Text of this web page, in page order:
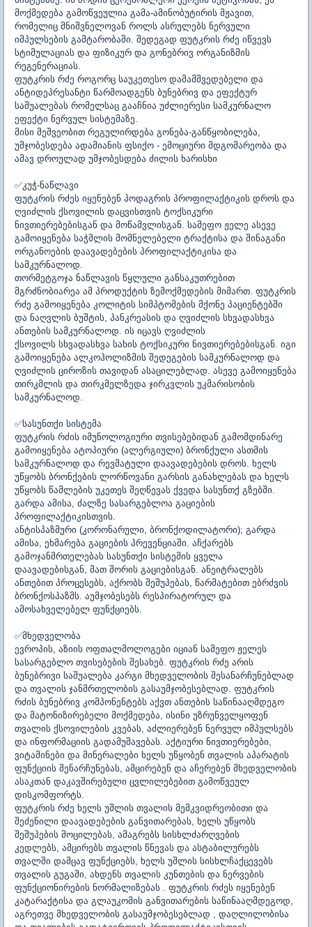
მოქმედება გამოწვეულია გამა-ამინობუტირის მჟავით,
რომელიც მნიშვნელოვან როლს ასრულებს ნერვული
იმპულსების გამტარობაში. შედეგად ფუტკრის რძე იწვევს
სტიმულაციას და ფიზიკურ და გონებრივ ორგანიზმის
რეგენერაციას.
ფუტკრის რძე როგორც საუკეთესო დამამშვედებელი და
ანტიდეპრესანტი წარმოადგენს ბუნებრივ და ეფექტურ
საშუალებას რომელსაც გააჩნია უძლიერესი სამკურნალო
ეფექტი ნერვულ სისტემაზე.
მისი მეშვეობით რეგულირდება გონება-განწყობილება,
უმჯობესდება ადამიანის ფსიქო - ემოციური მდგომარეობა და
ამავ დროულად უმჯობესდება ძილის ხარისხი
✅კუჭ-ნაწლავი
ფუტკრის რძეს იყენებენ პოდაგრის პროფილაქტიკის დროს და
ღვიძლის ქსოვილის დაცვისთვის ტოქსიკური
ნივთიერებებისგან და მოწამვლისგან. სამეფო ჟელე ასევე
გამოიყენება საჭმლის მომნელებელი ტრაქტისა და შინაგანი
ორგანოების დაავადებების პროფილაქტიკისა და
სამკურნალოდ.
თორმეტგოჯა ნაწლავის წყლული განსაკუთრებით
მგრძნობიარეა ამ პროდუქტის ზემოქმედების მიმართ. ფუტკრის
რძე გამოიყენება კოლიტის სიმპტომების მქონე პაციენტებში
და ნაღვლის ბუშტის, პანკრეასის და ღვიძლის სხვადასხვა
ანთების სამკურნალოდ. ის იცავს ღვიძლის
ქსოვილს სხვადასხვა სახის ტოქსიკური ნივთიერებებისგან. იგი
გამოიყენება ალკოჰოლიზმის შედეგების სამკურნალოდ და
ღვიძლის ციროზის თავიდან ასაცილებლად. ასევე გამოიყენება
თირკმლის და თირკმელზედა ჯირკვლის უკმარისობის
სამკურნალოდ.
✅სასუნთქი სისტემა
ფუტკრის რძის იმუნოლოგიური თვისებებიდან გამომდინარე
გამოიყენება ატოპიური (ალერგიული) ბრონქული ასთმის
სამკურნალოდ და რევმატული დაავადებების დროს. ხელს
უწყობს ბრონქების ლორწოვანი გარსის განახლებას და ხელს
უწყობს წამლების უკეთეს შეღწევას ქვედა სასუნთქ გზებში.
გარდა ამისა, ძალზე სასარგებლოა გაციების
პროფილაქტიკისთვის.
ანტისპაზმური (კორონარული, ბრონქოდილატორი); გარდა
ამისა, ეხმარება გაციების პრევენციაში. აჩქარებს
გამოჯანმრთელებას სასუნთქი სისტემის ყველა
დაავადებისგან, მათ შორის გაციებისგან. ანეიტრალებს
ანთებით პროცესებს, აქრობს შეშუპებას, წარმატებით ებრძვის
ბრონქოსპაზმს. აუმჯობესებს რესპირატორულ და
ამოსახველებელ ფუნქციებს.
✅მხედველობა
ევროპის, აზიის ოფთალმოლოგები იციან სამეფო ჟელეს
სასარგებლო თვისებების შესახებ. ფუტკრის რძე არის
ბუნებრივი საშუალება კარგი მხედველობის შესანარჩუნებლად
და თვალის ჯანმრთელობის გასაუმჯობესებლად. ფუტკრის
რძის ბუნებრივ კომპონენტებს აქვთ ანთების საწინააღმდეგო
და მატონიზირებელი მოქმედება, ისინი უზრუნველყოფენ
თვალის ქსოვილების კვებას, აძლიერებენ ნერვულ იმპულსებს
და ინფორმაციის გადამუშავებას. აქტიური ნივთიერებები,
ვიტამინები და მინერალები ხელს უწყობენ თვალის აპარატის
ფუნქციის შენარჩუნებას, ამცირებენ და აჩერებენ მხედველობის
ასაკთან დაკავშირებული ცვლილებებით გამოწვეულ
დისკომფორტს.
ფუტკრის რძე ხელს უშლის თვალის მემკვიდრეობითი და
შეძენილი დაავადებების განვითარებას, ხელს უწყობს
შეშუპების მოცილებას, ამაგრებს სისხლძარღვების
კედლებს, ამცირებს თვალის წნევას და ასტაბილურებს
თვალში დამცავ ფუნქციებს, ხელს უშლის სისხლჩაქცევებს
თვალის გუგაში, ახდენს თვალის კუნთების და ნერვების
ფუნქციონირების ნორმალიზებას . ფუტკრის რძეს იყენებენ
კატარაქტისა და გლაუკომის განვითარების საწინააღმდეგოდ,
აგრეთვე მხედველობის გასაუმჯობესებლად , დაღლილობისა